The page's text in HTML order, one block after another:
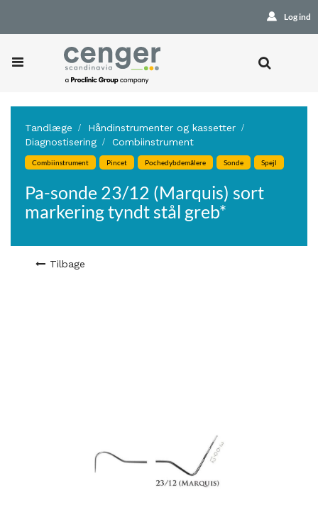
Log ind
Tandlæge
Håndinstrumenter og kassetter
Diagnostisering
Combiinstrument
Combiinstrument Pincet Pochedybdemålere Sonde Spejl
Pa-sonde 23/12 (Marquis) sort
markering tyndt stål greb*
Tilbage